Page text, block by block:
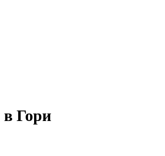
в Гори